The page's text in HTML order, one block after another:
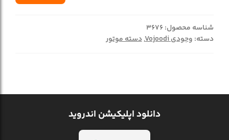
شناسه محصول:3676
دسته: وجودی Vojoodi ,دسته موتور
دانلود اپلیکیشن اندروید